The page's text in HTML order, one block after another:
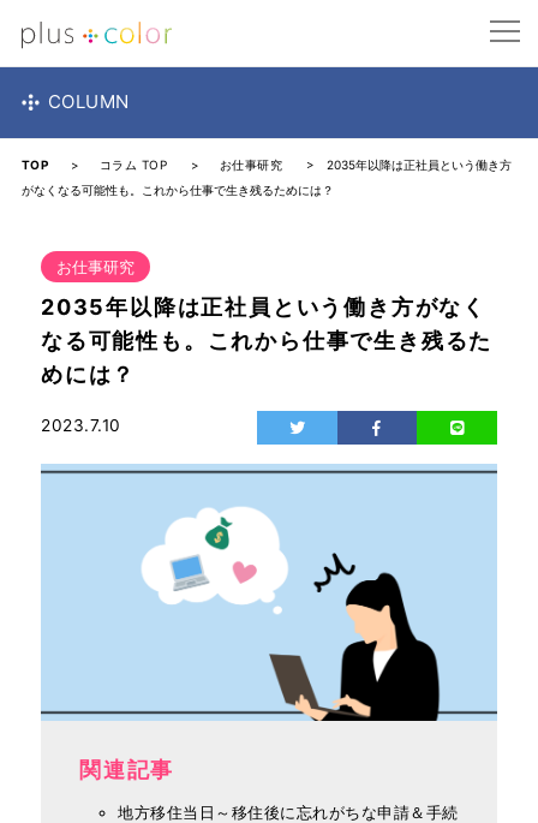
COLUMN
TOP > コラム TOP > お仕事研究
> 2035年以降は正社員という働き方
がなくなる可能性も。これから仕事で生き残るためには？
お仕事研究
2035年以降は正社員という働き方がなく
なる可能性も。これから仕事で生き残るた
めには？
2023.7.10
関連記事
地方移住当日～移住後に忘れがちな申請＆手続